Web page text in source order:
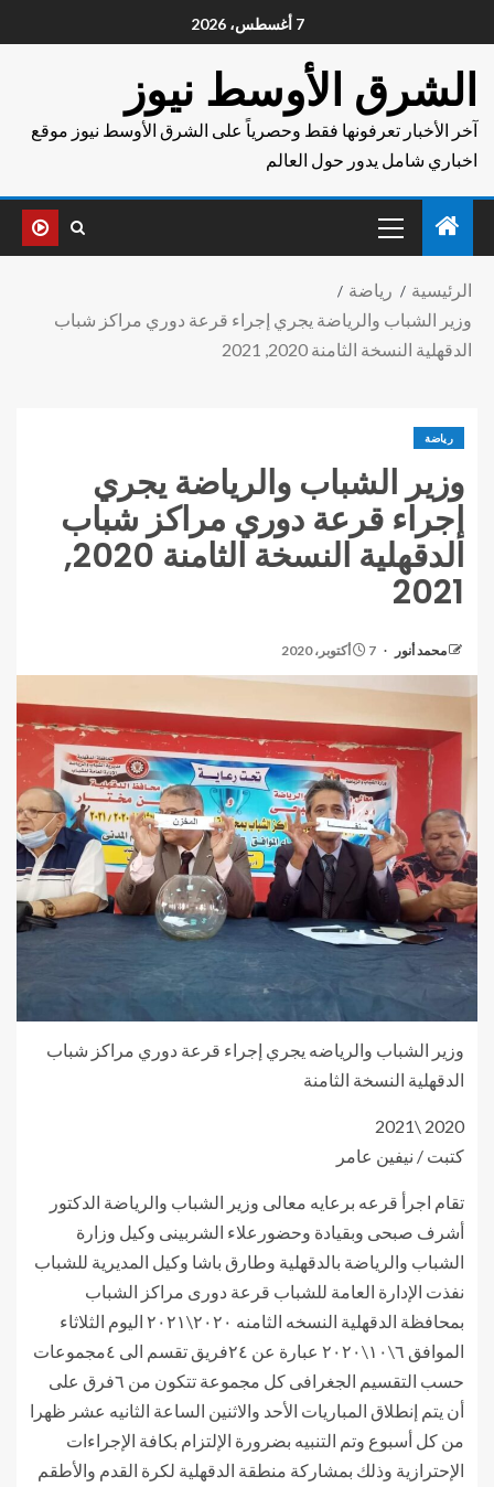
7 أغسطس، 2026
الشرق الأوسط نيوز
آخر الأخبار تعرفونها فقط وحصرياً على الشرق الأوسط نيوز موقع
اخباري شامل يدور حول العالم
الرئيسية
رياضة
وزير الشباب والرياضة يجري إجراء قرعة دوري مراكز شباب
الدقهلية النسخة الثامنة 2020, 2021
رياضة
وزير الشباب والرياضة يجري
إجراء قرعة دوري مراكز شباب
الدقهلية النسخة الثامنة 2020,
2021
محمد أنور 7 أكتوبر، 2020
وزير الشباب والرياضه يجري إجراء قرعة دوري مراكز شباب
الدقهلية النسخة الثامنة
2020 \2021
كتبت / نيفين عامر
تقام اجرأ قرعه برعايه معالى وزير الشباب والرياضة الدكتور
أشرف صبحى وبقيادة وحضورعلاء الشربينى وكيل وزارة
الشباب والرياضة بالدقهلية وطارق باشا وكيل المديرية للشباب
نفذت الإدارة العامة للشباب قرعة دورى مراكز الشباب
بمحافظة الدقهلية النسخه الثامنه ٢٠٢٠\٢٠٢١ اليوم الثلاثاء
الموافق ٦\١٠\٢٠٢٠ عبارة عن ٢٤فريق تقسم الى ٤مجموعات
حسب التقسيم الجغرافى كل مجموعة تتكون من ٦فرق على
أن يتم إنطلاق المباريات الأحد والاثنين الساعة الثانيه عشر ظهرا
من كل أسبوع وتم التنبيه بضرورة الإلتزام بكافة الإجراءات
الإحترازية وذلك بمشاركة منطقة الدقهلية لكرة القدم والأطقم